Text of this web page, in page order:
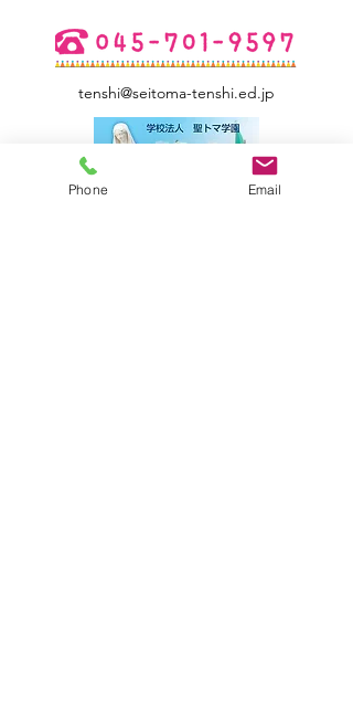
tenshi@seitoma-tenshi.ed.jp
Phone Email